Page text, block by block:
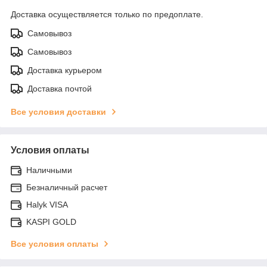
Доставка осуществляется только по предоплате.
Самовывоз
Самовывоз
Доставка курьером
Доставка почтой
Все условия доставки
Условия оплаты
Наличными
Безналичный расчет
Halyk VISA
KASPI GOLD
Все условия оплаты